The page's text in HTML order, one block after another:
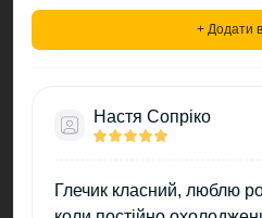
+ Додати
Настя Сопріко
Глечик класний, люблю